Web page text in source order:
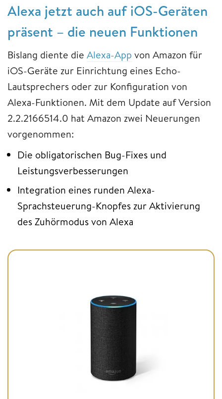
Alexa jetzt auch auf iOS-Geräten
präsent – die neuen Funktionen
Bislang diente die Alexa-App von Amazon für
iOS-Geräte zur Einrichtung eines Echo-
Lautsprechers oder zur Konfiguration von
Alexa-Funktionen. Mit dem Update auf Version
2.2.2166514.0 hat Amazon zwei Neuerungen
vorgenommen:
Die obligatorischen Bug-Fixes und
Leistungsverbesserungen
Integration eines runden Alexa-
Sprachsteuerung-Knopfes zur Aktivierung
des Zuhörmodus von Alexa